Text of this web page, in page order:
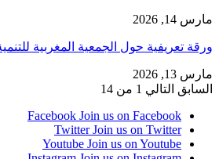
مارس 14, 2026
ورقة تعريفية حول الجمعية المغربية
مارس 13, 2026
السابق التالي 1 من 14
Facebook Join us on Facebook
Twitter Join us on Twitter
Youtube Join us on Youtube